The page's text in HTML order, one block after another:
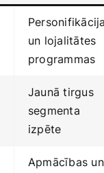
un lojalitātes
programmas
Jaunā‌ tirgus
segmenta
izpēte
Apmācības un